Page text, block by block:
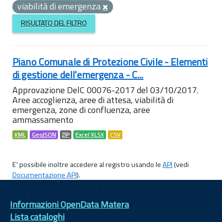
viabilità di emergenza
RISULTATO DEL FILTRO
Piano Comunale di Protezione Civile - Elementi
di gestione dell'emergenza - C...
Approvazione DelC 00076-2017 del 03/10/2017.
Aree accoglienza, aree di attesa, viabilità di
emergenza, zone di confluenza, aree
ammassamento
KML GeoJSON ZIP Excel XLSX CSV
E' possibile inoltre accedere al registro usando leAPI(vedi
Documentazione API).
Informazioni OpenData Matera
Lista cataloghi